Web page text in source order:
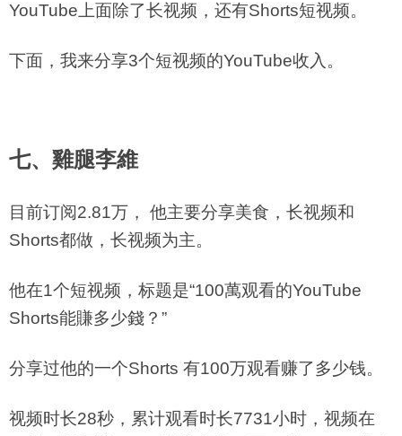
YouTube上面除了长视频，还有Shorts短视频。
下面，我来分享3个短视频的YouTube收入。
七、雞腿李維
目前订阅2.81万， 他主要分享美食，长视频和
Shorts都做，长视频为主。
他在1个短视频，标题是“100萬观看的YouTube
Shorts能賺多少錢？”
分享过他的一个Shorts 有100万观看赚了多少钱。
视频时长28秒，累计观看时长7731小时，视频在